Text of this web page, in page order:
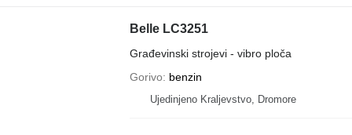
Belle LC3251
Građevinski strojevi - vibro ploča
Gorivo
benzin
Ujedinjeno Kraljevstvo, Dromore